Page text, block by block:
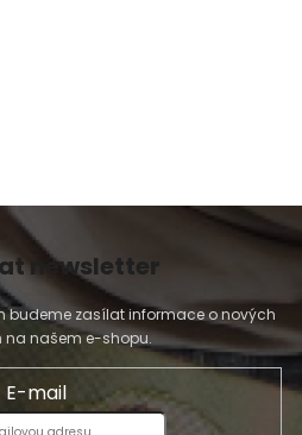
newsletter
budeme zasílat informace o nových
na našem e-shopu.
E-mail